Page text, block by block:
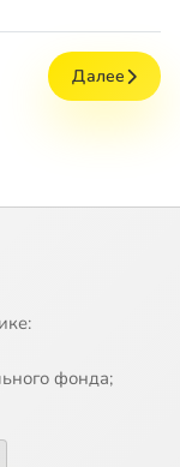
Далее
фонда;